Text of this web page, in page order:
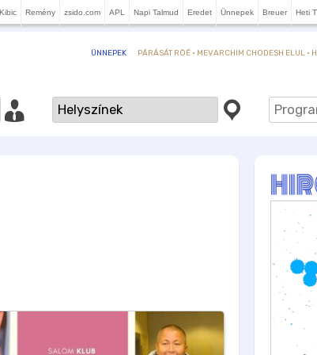
Kibic Remény zsido.com APL Napi Talmud Eredet Ünnepek Breuer Heti
ÜNNEPEK PÁRÁSÁT RÖÉ · MEVARCHIM CHODESH ELUL